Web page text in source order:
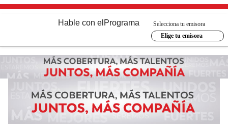
Hable con el Programa
Selecciona tu emisora
Elige tu emisora